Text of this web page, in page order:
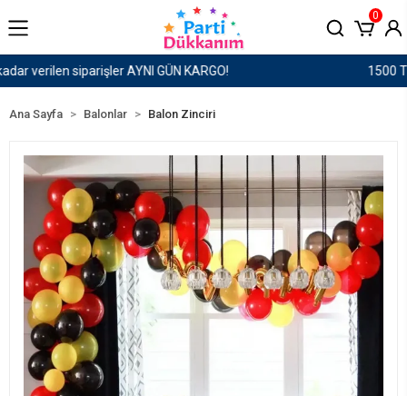
1500 TL ve Üzeri Kargo Ücretsiz!
0
Ana Sayfa Balonlar Balon Zinciri